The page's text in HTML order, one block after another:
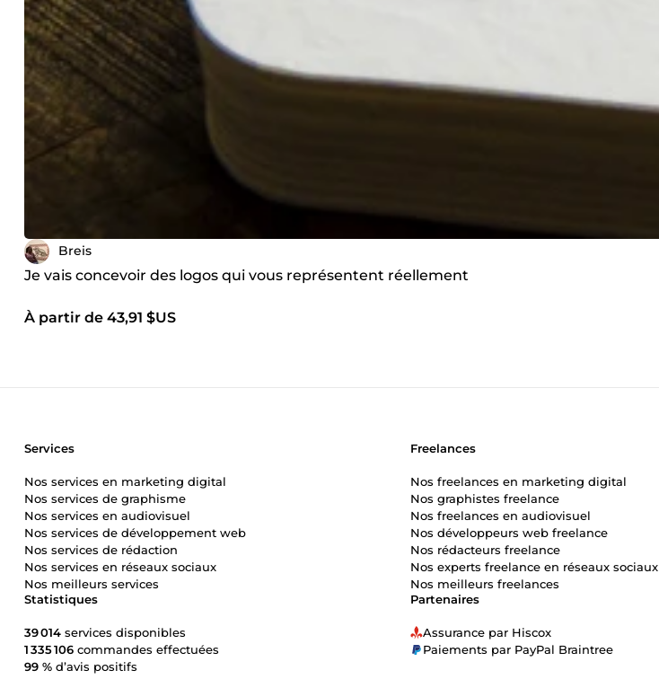
Breis
Je vais concevoir des logos qui vous représentent réellement
À partir de 43,91 $US
Partenaires
Assurance par Hiscox
Paiements par PayPal Braintree
Statistiques
39 014 services disponibles
1 335 106 commandes effectuées
99 % d’avis positifs
Services
Nos services en marketing digital
Nos services de graphisme
Nos services en audiovisuel
Nos services de développement web
Nos services de rédaction
Nos services en réseaux sociaux
Nos meilleurs services
Freelances
Nos freelances en marketing digital
Nos graphistes freelance
Nos freelances en audiovisuel
Nos développeurs web freelance
Nos rédacteurs freelance
Nos experts freelance en réseaux sociaux
Nos meilleurs freelances